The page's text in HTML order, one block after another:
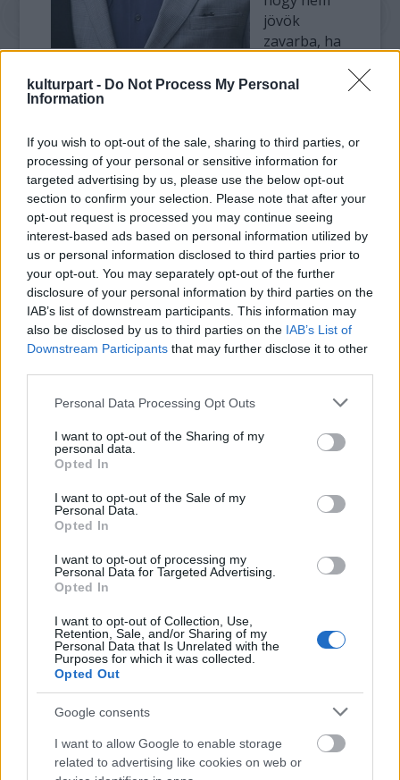
kulturpart - Do Not Process My Personal
Information
If you wish to opt-out of the sale, sharing to third parties, or
processing of your personal or sensitive information for
targeted advertising by us, please use the below opt-out
section to confirm your selection. Please note that after your
opt-out request is processed you may continue seeing
interest-based ads based on personal information utilized by
us or personal information disclosed to third parties prior to
your opt-out. You may separately opt-out of the further
disclosure of your personal information by third parties on the
IAB’s list of downstream participants. This information may
also be disclosed by us to third parties on the IAB’s List of
Downstream Participants that may further disclose it to other
Please note that this website/app uses one or more Google
not limited to your visit or usage behaviour. You may click to
grant or deny consent to Google and its third-party tags to
use your data for below specified purposes in below Google
consent section.
Personal Data Processing Opt Outs
I want to opt-out of the Sharing of my
personal data.
Opted In
I want to opt-out of the Sale of my
Personal Data.
Opted In
I want to opt-out of processing my
Personal Data for Targeted Advertising.
Opted In
I want to opt-out of Collection, Use,
Retention, Sale, and/or Sharing of my
Personal Data that Is Unrelated with the
Purposes for which it was collected.
Opted Out
Google consents
I want to allow Google to enable storage
related to advertising like cookies on web or
jövök
zavarba, ha
közeledik, hanem kihasználom az alkalmat.
De nem a nyilvánosság előtt. A rivaldafény
Ezeket a dolgokat inább megtartom
magamnak – nyilatkozta a sztár a The
Sunnak az RTL Klub szerint.
Nicholson őszintén mesélt arról is, hogy
néha segítségre van szüksége az optimális
hatás érdekében.
– Bármilyen korosztállyal szívesen
megosztom az ágyamat, sőt, akár több
hölggyel is egyszerre. De akkor már Viagra is
kell – vallotta be huncut mosollyal az arcán.
Film Hollywoodi filmipar
SZEMBE MERSZ NÉZNI AZZAL, AKIVÉ
VÁLHATTÁL VOLNA?